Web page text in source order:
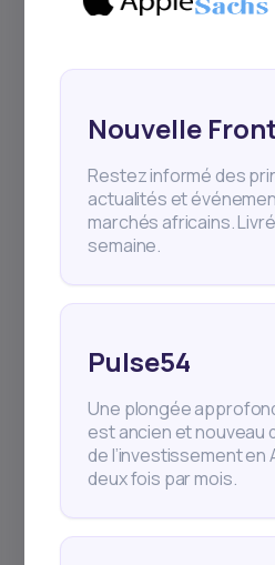
Passer à
Nouvelle
Restez informé des
actualités et
marchés africains.
semaine.
Pulse54
Une plongée
est ancien et nouveau
de l’investissement en
deux fois par mois.